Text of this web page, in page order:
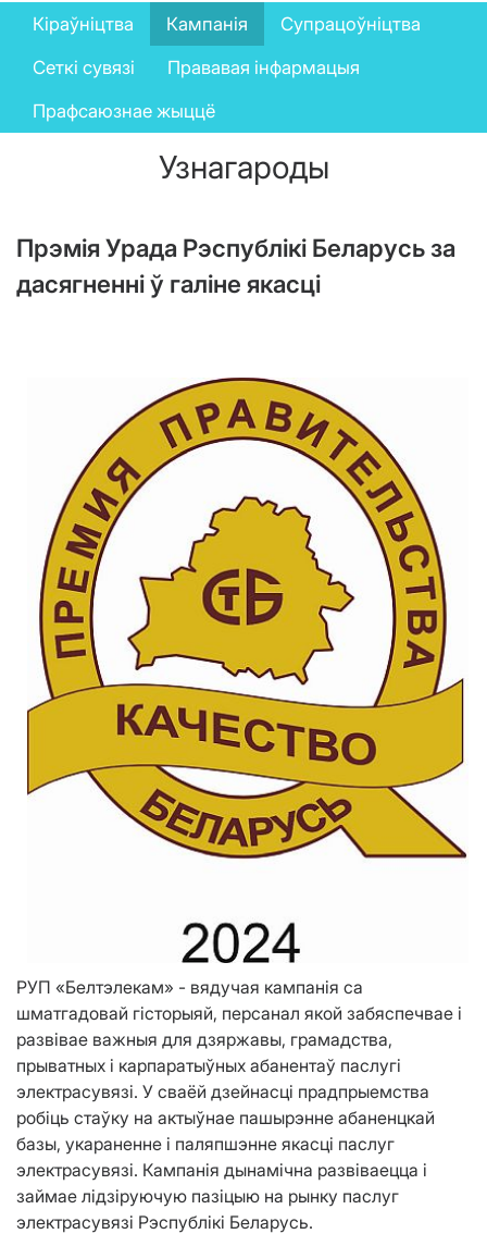
Company
menu
Кіраўніцтва Кампанія
Супрацоўніцтва
Сеткі сувязі
Прававая інфармацыя
Прафсаюзнае жыццё
Узнагароды
Прэмія Урада Рэспублікі Беларусь за
дасягненні ў галіне якасці
РУП «Белтэлекам» - вядучая кампанія са
шматгадовай гісторыяй, персанал якой забяспечвае і
развівае важныя для дзяржавы, грамадства,
прыватных і карпаратыўных абанентаў паслугі
электрасувязі. У сваёй дзейнасці прадпрыемства
робіць стаўку на актыўнае пашырэнне абаненцкай
базы, укараненне і паляпшэнне якасці паслуг
электрасувязі. Кампанія дынамічна развіваецца і
займае лідзіруючую пазіцыю на рынку паслуг
электрасувязі Рэспублікі Беларусь.